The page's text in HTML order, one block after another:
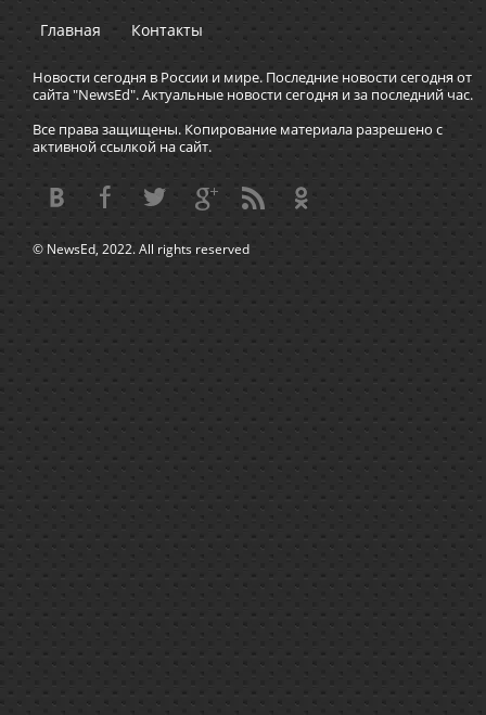
Главная Контакты
Новости сегодня в России и мире. Последние новости сегодня от
сайта "NewsEd". Актуальные новости сегодня и за последний час.
Все права защищены. Копирование материала разрешено с
активной ссылкой на сайт.
© NewsEd, 2022. All rights reserved